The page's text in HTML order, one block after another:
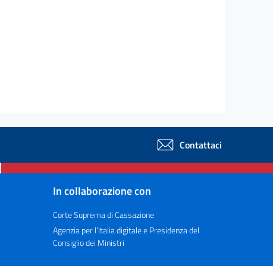
Contattaci
In collaborazione con
Corte Suprema di Cassazione
Agenzia per l’Italia digitale e Presidenza del
Consiglio dei Ministri